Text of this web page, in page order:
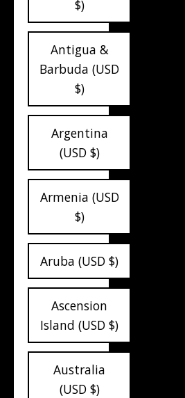
$)
Antigua &
Barbuda (USD
$)
Argentina
(USD $)
Armenia (USD
$)
Aruba (USD $)
Ascension
Island (USD $)
Australia
(USD $)